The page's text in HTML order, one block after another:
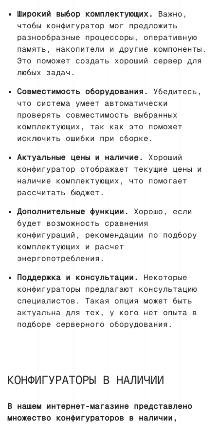
Широкий выбор комплектующих.
Важно,
чтобы конфигуратор мог предложить
разнообразные процессоры, оперативную
память, накопители и другие компоненты.
Это поможет создать хороший сервер для
любых задач.
Совместимость оборудования.
Убедитесь,
что система умеет автоматически
проверять совместимость выбранных
комплектующих, так как это поможет
исключить ошибки при сборке.
Актуальные цены и наличие.
Хороший
конфигуратор отображает текущие цены и
наличие комплектующих, что помогает
рассчитать бюджет.
Дополнительные функции.
Хорошо, если
будет возможность сравнения
конфигураций, рекомендации по подбору
комплектующих и расчет
энергопотребления.
Поддержка и консультации.
Некоторые
конфигураторы предлагают консультацию
специалистов. Такая опция может быть
актуальна для тех, у кого нет опыта в
подборе серверного оборудования.
КОНФИГУРАТОРЫ В НАЛИЧИИ
В нашем интернет-магазине представлено
множество конфигураторов в наличии,